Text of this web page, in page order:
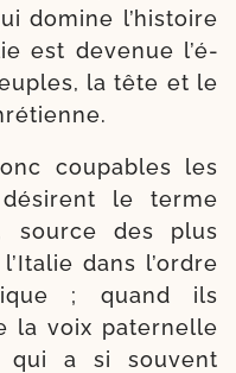
domine l’histoire
est deve­nue l’é­
la tête et le
cou­pables les
le terme
source des plus
dans l’ordre
; quand ils
la voix pater­nelle
qui a si sou­vent